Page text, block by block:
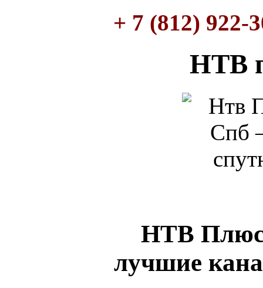
+ 7 (812) 922-
НТВ
НТВ Плюс
лучшие